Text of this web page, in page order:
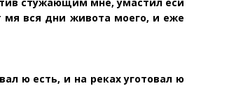
вся дни живота моего, и еже
ю есть, и на реках уготовал ю